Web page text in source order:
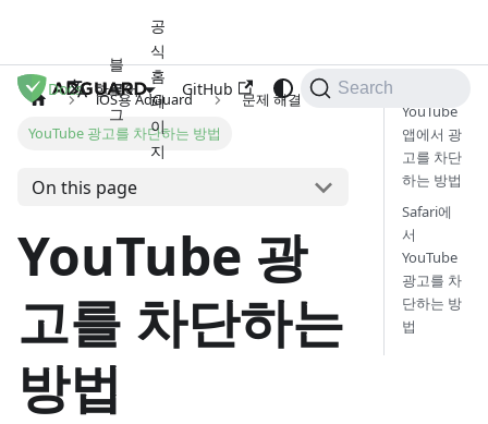
Docs
블
로
그
공
식
홈
페
이
지
한국어 GitHub Search
iOS용 AdGuard
문제 해결
YouTube 광고를 차단하는 방법
On this page
YouTube 광
고를 차단하는
방법
YouTube
앱에서 광
고를 차단
하는 방법
Safari에
서
YouTube
광고를 차
단하는 방
법